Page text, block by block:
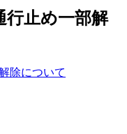
行止め一部解
除について